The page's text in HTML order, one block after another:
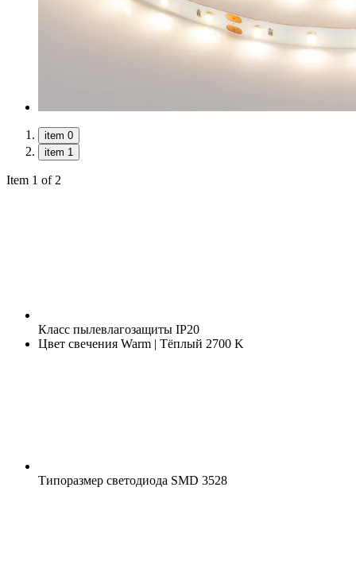
item 0
item 1
Item 1 of 2
Класс пылевлагозащиты IP20
Цвет свечения Warm | Тёплый 2700 K
Типоразмер светодиода SMD 3528